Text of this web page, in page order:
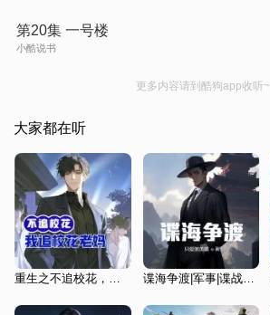
第20集 一号楼
小酷说书
更多内容请到酷狗app收听~
大家都在听
重生之不追校花，我追校花老妈 谍海争渡|军事|谍战特工